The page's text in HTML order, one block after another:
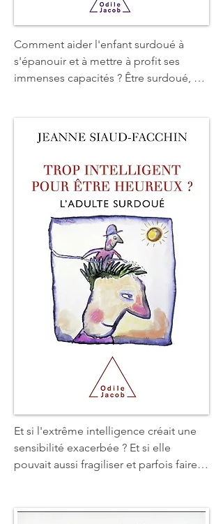
Comment aider l'enfant surdoué à
s'épanouir et à mettre à profit ses
immenses capacités ? Être surdoué,
ce qu'un enfant surdoué ? Comment le
reconnaître ? En quoi sa personnalité
est-elle différente ? En quoi son mode
de pensée est-il différent ? Comment
l'aider dans son développement
affectif ? Faut-il le mettre dans une
école spécialisée ? Comment lui parler
de sa « précocité » ? Comment
organiser sa vie au quotidien ?
Nouvelle édition, entièrement revue et
augmentée.
Et si l'extrême intelligence créait une
sensibilité exacerbée ? Et si elle
pouvait aussi fragiliser et parfois faire
peut susciter un sentiment de